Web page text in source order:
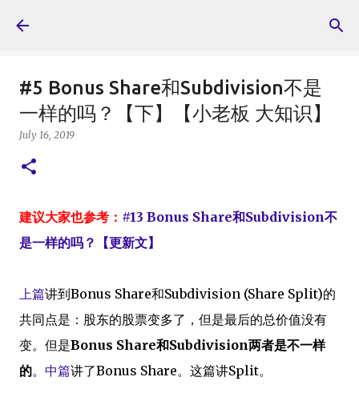
#5 Bonus Share和Subdivision不是
一样的吗？【下】【小老板 大知识】
July 16, 2019
建议大家也参考： #13 Bonus Share和Subdivision不
是一样的吗？【更新文】
上篇讲到Bonus Share和Subdivision (Share Split)的
共同点是：股东的股票变多了，但是最后的总价值没有
变。但是Bonus Share和Subdivision两者是不一样
的。 中篇讲了Bonus Share。这篇讲Split。